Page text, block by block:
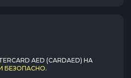
AED (CARDAED) НА
БЕЗОПАСНО.